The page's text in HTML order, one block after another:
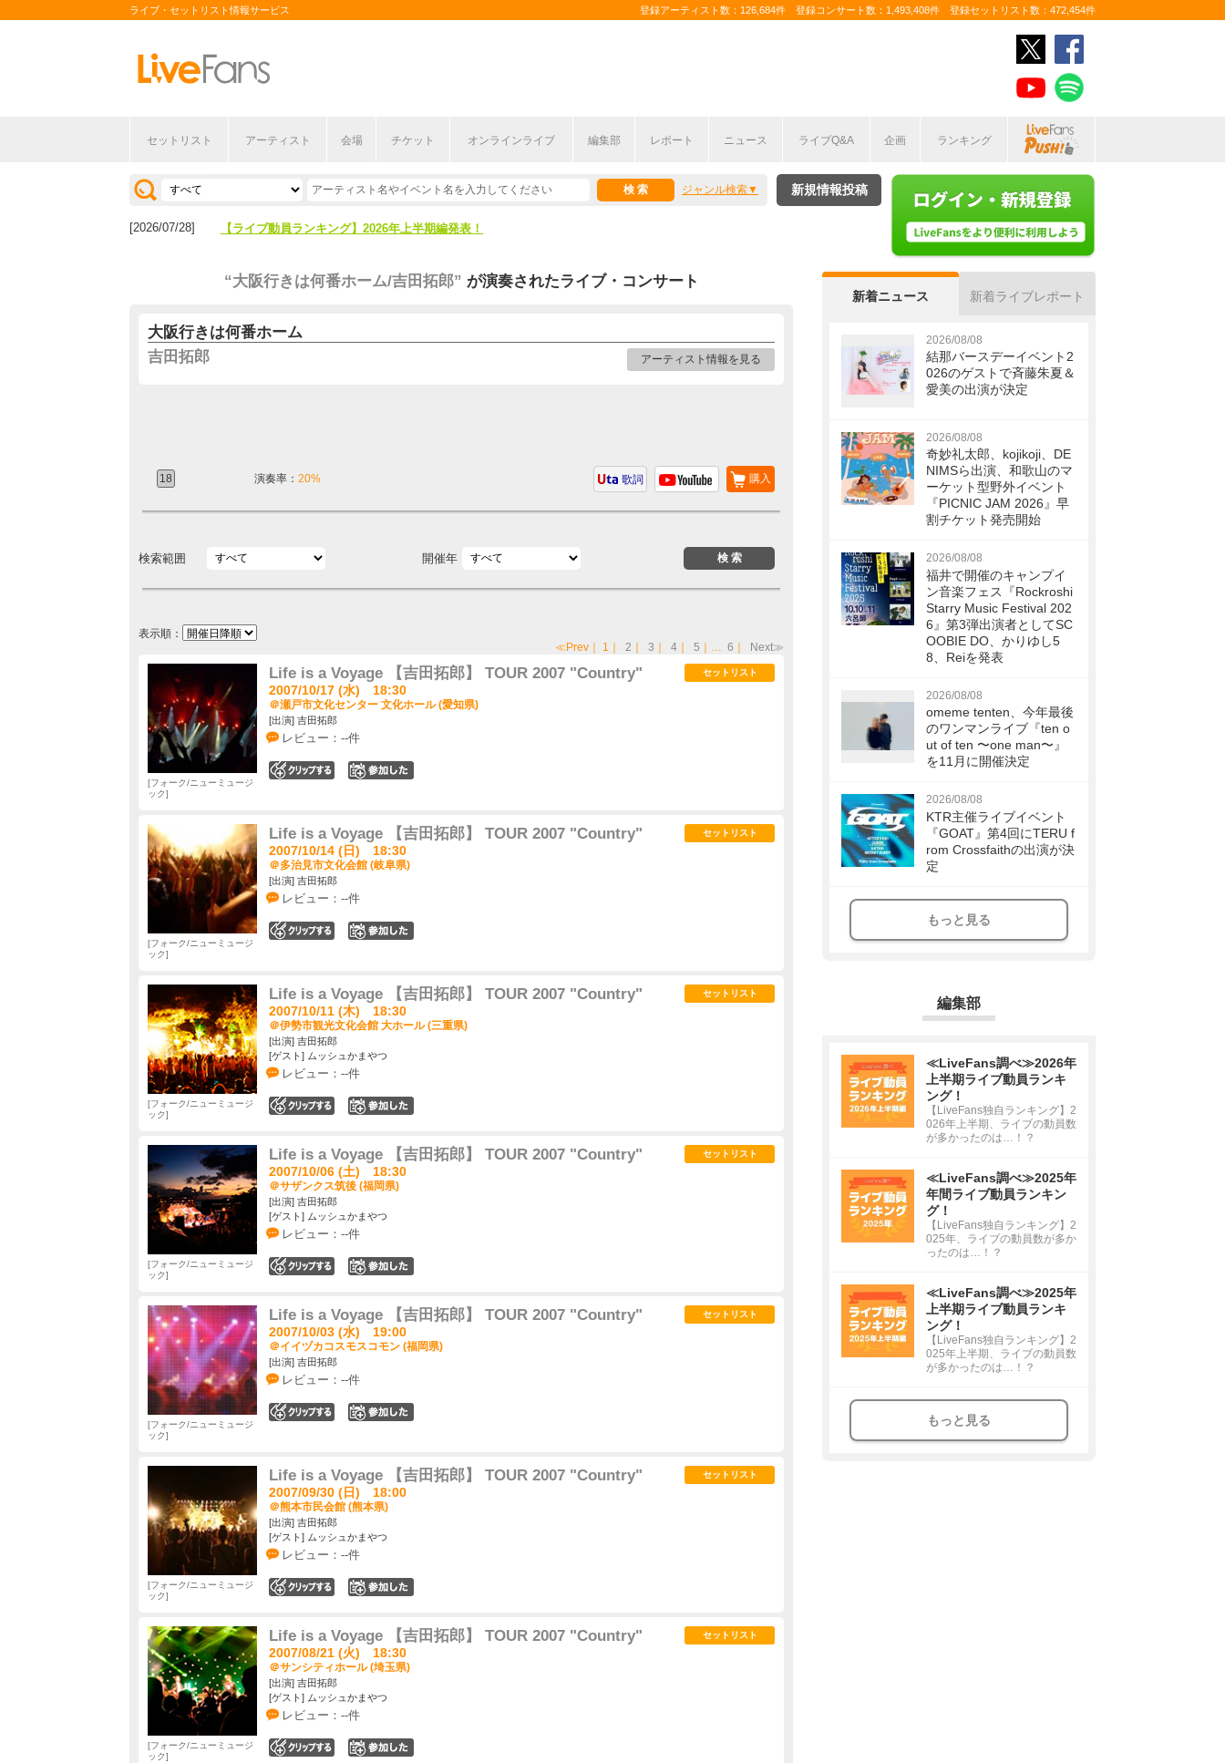
ライブ・セットリスト情報サービス 登録アーティスト数：126,684件 登録コンサート数：1,493,408件 登録セットリスト数：472,454件
セットリスト アーティスト 会場 チケット オンラインライブ 編集部 レポート ニュース ライブQ&A 企画 ランキング
ジャンル検索
[2026/04/27] 【フェス特集2026】フェス情報はここから！
[2026/07/28] 【ライブ動員ランキング】2026年上半期編発表！
新規情報投稿
“大阪行きは何番ホーム/吉田拓郎” が演奏されたライブ・コンサート
大阪行きは何番ホーム
吉田拓郎
アーティスト情報を見る
18 演奏率： 20% 購入
歌詞
検索範囲 開催年
表示順：
≪Prev ｜ 1 ｜ 2 ｜ 3 ｜ 4 ｜ 5 ｜… 6 ｜ Next≫
Life is a Voyage 【吉田拓郎】 TOUR 2007 "Country"
2007/10/17 (水) 18:30
＠瀬戸市文化センター 文化ホール (愛知県)
[出演] 吉田拓郎
レビュー：--件
セットリスト
フォーク/ニューミュージ
ック
Life is a Voyage 【吉田拓郎】 TOUR 2007 "Country"
2007/10/14 (日) 18:30
＠多治見市文化会館 (岐阜県)
[出演] 吉田拓郎
レビュー：--件
セットリスト
フォーク/ニューミュージ
ック
Life is a Voyage 【吉田拓郎】 TOUR 2007 "Country"
2007/10/11 (木) 18:30
＠伊勢市観光文化会館 大ホール (三重県)
[出演] 吉田拓郎
[ゲスト] ムッシュかまやつ
レビュー：--件
セットリスト
フォーク/ニューミュージ
ック
Life is a Voyage 【吉田拓郎】 TOUR 2007 "Country"
2007/10/06 (土) 18:30
＠サザンクス筑後 (福岡県)
[出演] 吉田拓郎
[ゲスト] ムッシュかまやつ
レビュー：--件
セットリスト
フォーク/ニューミュージ
ック
Life is a Voyage 【吉田拓郎】 TOUR 2007 "Country"
2007/10/03 (水) 19:00
＠イイヅカコスモスコモン (福岡県)
[出演] 吉田拓郎
レビュー：--件
セットリスト
フォーク/ニューミュージ
ック
Life is a Voyage 【吉田拓郎】 TOUR 2007 "Country"
2007/09/30 (日) 18:00
＠熊本市民会館 (熊本県)
[出演] 吉田拓郎
[ゲスト] ムッシュかまやつ
レビュー：--件
セットリスト
フォーク/ニューミュージ
ック
Life is a Voyage 【吉田拓郎】 TOUR 2007 "Country"
2007/08/21 (火) 18:30
＠サンシティホール (埼玉県)
[出演] 吉田拓郎
[ゲスト] ムッシュかまやつ
レビュー：--件
セットリスト
フォーク/ニューミュージ
ック
新着ニュース 新着ライブレポート
2026/08/08
結那バースデーイベント2
026のゲストで斉藤朱夏＆
愛美の出演が決定
2026/08/08
奇妙礼太郎、kojikoji、DE
NIMSら出演、和歌山のマ
ーケット型野外イベント
『PICNIC JAM 2026』早
割チケット発売開始
2026/08/08
福井で開催のキャンプイ
ン音楽フェス『Rockroshi
Starry Music Festival 202
6』第3弾出演者としてSC
OOBIE DO、かりゆし5
8、Reiを発表
2026/08/08
omeme tenten、今年最後
のワンマンライブ『ten o
ut of ten 〜one man〜』
を11月に開催決定
2026/08/08
KTR主催ライブイベント
『GOAT』第4回にTERU f
rom Crossfaithの出演が決
定
もっと見る
編集部
≪LiveFans調べ≫2026年
上半期ライブ動員ランキ
ング！
【LiveFans独自ランキング】2
026年上半期、ライブの動員数
が多かったのは…！？
≪LiveFans調べ≫2025年
年間ライブ動員ランキン
グ！
【LiveFans独自ランキング】2
025年、ライブの動員数が多か
ったのは…！？
≪LiveFans調べ≫2025年
上半期ライブ動員ランキ
ング！
【LiveFans独自ランキング】2
025年上半期、ライブの動員数
が多かったのは…！？
もっと見る